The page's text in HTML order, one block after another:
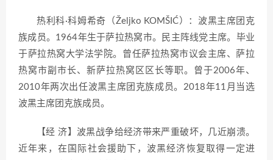
热利科·科姆希奇（Željko KOMŠIĆ）：波黑主席团克
族成员。1964年生于萨拉热窝市。民主阵线党主席。毕业
于萨拉热窝大学法学院。曾任萨拉热窝市议会主席、萨拉
热窝市副市长、新萨拉热窝区区长等职。曾于2006年、
2010年两次出任波黑主席团克族成员。2018年11月当选
波黑主席团克族成员。
【经 济】波黑战争给经济带来严重破坏，几近崩溃。
近年来，在国际社会援助下，波黑经济恢复取得一定进